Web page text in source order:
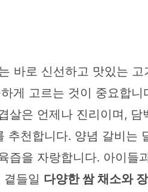
바로 신선하고 맛있는
게 고르는 것이 중요합
살은 언제나 진리이며,
추천합니다. 양념 갈비는
즙을 자랑합니다. 아이들
들일 다양한 쌈 채소와